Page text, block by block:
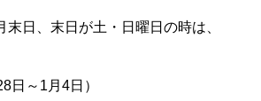
末日、末日が土・日曜日の時は、
8日～ 1 月 4日）